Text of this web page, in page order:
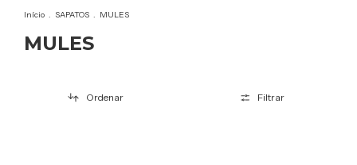
Início . SAPATOS . MULES
MULES
Ordenar Filtrar